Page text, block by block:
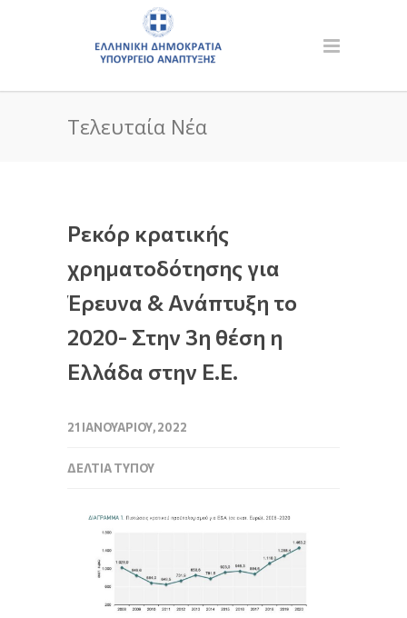
Τελευταία Νέα
Ρεκόρ κρατικής
χρηματοδότησης για
Έρευνα & Ανάπτυξη το
2020- Στην 3η θέση η
Ελλάδα στην Ε.Ε.
21 ΙΑΝΟΥΑΡΊΟΥ, 2022
ΔΕΛΤΊΑ ΤΎΠΟΥ